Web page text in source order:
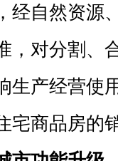
经自然资源
，对分割、
生产经营使
宅商品房的